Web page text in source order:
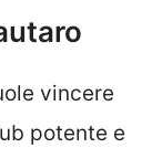
vincere
potente e